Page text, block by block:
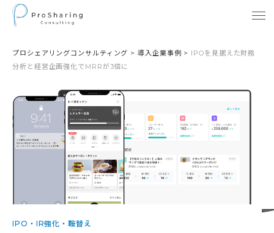
プロシェアリングコンサルティング >導入企業事例 > IPOを見据えた財務
分析と経営企画強化でMRRが3倍に
IPO・IR強化・鞍替え